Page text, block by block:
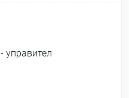
- управител